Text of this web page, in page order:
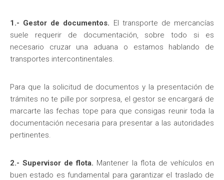
1.- Gestor de documentos. El transporte de mercancías
suele requerir de documentación, sobre todo si es
necesario cruzar una aduana o estamos hablando de
transportes intercontinentales.
Para que la solicitud de documentos y la presentación de
trámites no te pille por sorpresa, el gestor se encargará de
marcarte las fechas tope para que consigas reunir toda la
documentación necesaria para presentar a las autoridades
pertinentes.
2.- Supervisor de flota. Mantener la flota de vehículos en
buen estado es fundamental para garantizar el traslado de